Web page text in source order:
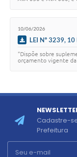
10/06/2026
LEI Nº 3239,
“Dispõe sobre
orçamento vigente da
Cadastre-
Prefeitura